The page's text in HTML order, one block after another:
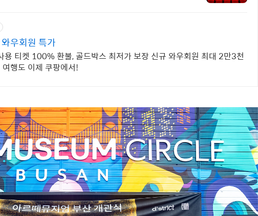
우회원 특가
용 티켓 100% 환불, 골드박스 최저가 보장 신규 와우회원 최대 2만3천
행도 이제 쿠팡에서!